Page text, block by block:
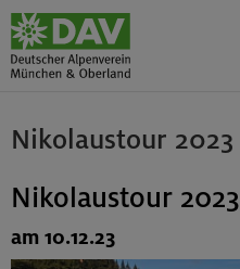
Nikolaustour 2023
Nikolaustour 2023
am 10.12.23